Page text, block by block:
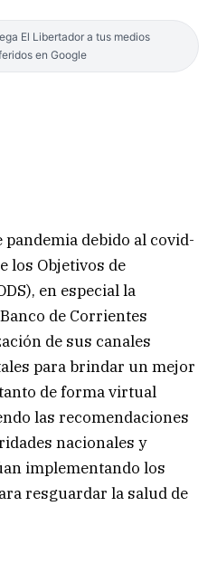
El Libertador a tus medios
en Google
debido al covid-
los Objetivos de
en especial la
de Corrientes
de sus canales
para brindar un mejor
de forma virtual
las recomendaciones
nacionales y
implementando los
resguardar la salud de